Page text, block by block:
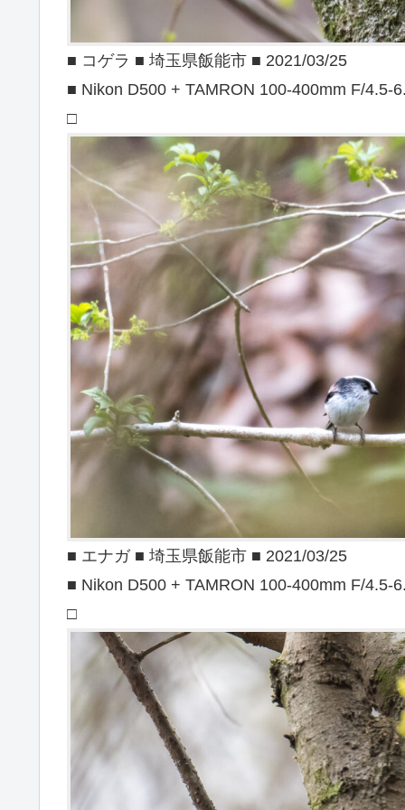
■ コゲラ ■ 埼玉県飯能市 ■ 2021/03/25
■ Nikon D500 + TAMRON 100-400mm F/4.5-
□
■ エナガ ■ 埼玉県飯能市 ■ 2021/03/25
■ Nikon D500 + TAMRON 100-400mm F/4.5-
□